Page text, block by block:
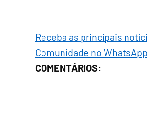
Receba as principais
Comunidade no
COMENTÁRIOS: